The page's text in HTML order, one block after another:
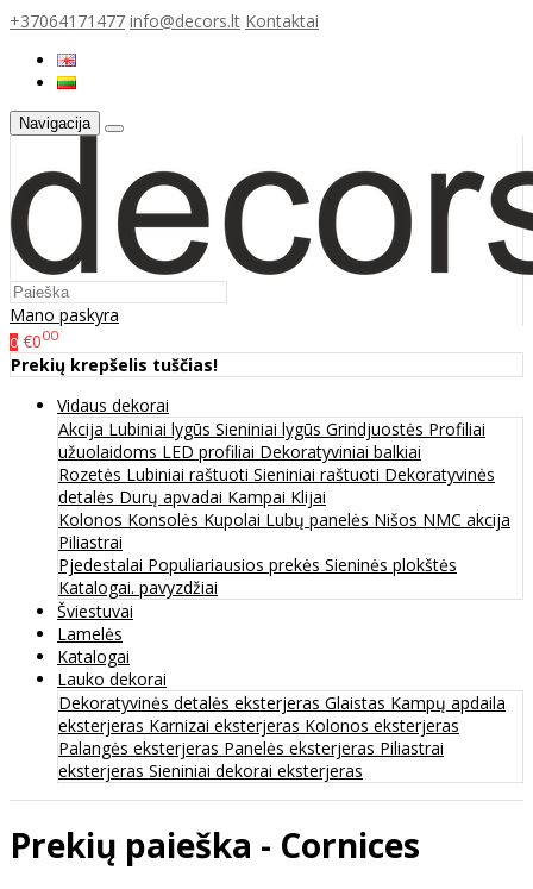
+37064171477 info@decors.lt Kontaktai
Navigacija
Mano paskyra
0 €000
Prekių krepšelis tuščias!
Vidaus dekorai
Akcija Lubiniai lygūs Sieniniai lygūs Grindjuostės Profiliai
užuolaidoms LED profiliai Dekoratyviniai balkiai
Rozetės Lubiniai raštuoti Sieniniai raštuoti Dekoratyvinės
detalės Durų apvadai Kampai Klijai
Kolonos Konsolės Kupolai Lubų panelės Nišos NMC akcija
Piliastrai
Pjedestalai Populiariausios prekės Sieninės plokštės
Katalogai. pavyzdžiai
Šviestuvai
Lamelės
Katalogai
Lauko dekorai
Dekoratyvinės detalės eksterjeras Glaistas Kampų apdaila
eksterjeras Karnizai eksterjeras Kolonos eksterjeras
Palangės eksterjeras Panelės eksterjeras Piliastrai
eksterjeras Sieniniai dekorai eksterjeras
Prekių paieška - Cornices